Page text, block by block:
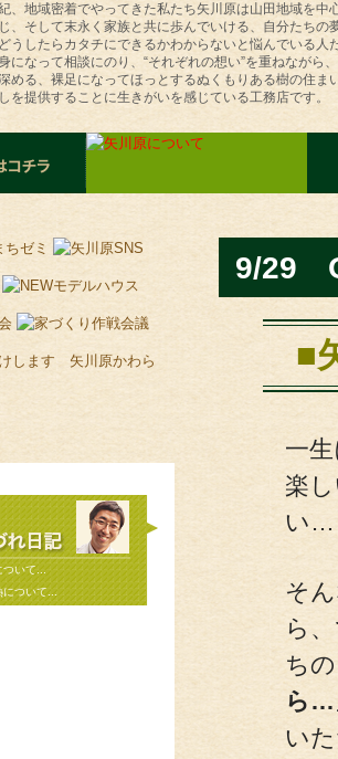
、地域密着でやってきた私たち矢川原は山田地域を中
、そして末永く家族と共に歩んでいける、自分たちの
うしたらカタチにできるかわからないと悩んでいる人
になって相談にのり、“それぞれの想い”を重ねながら
める、裸足になってほっとするぬくもりある樹の住ま
を提供することに生きがいを感じている工務店です。
9/29
■
一
楽
い…
そ
ら
ちの
ら…
い
ついて...
について...